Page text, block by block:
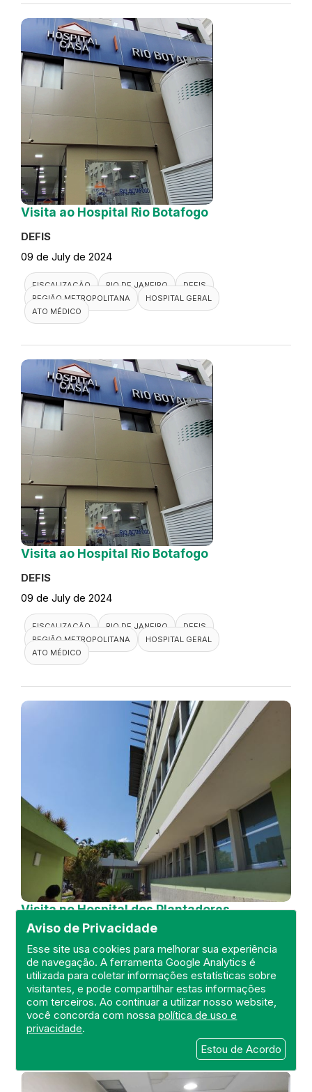
Aviso de Privacidade
Esse site usa cookies para melhorar sua experiência
de navegação. A ferramenta Google Analytics é
utilizada para coletar informações estatísticas sobre
visitantes, e pode compartilhar estas informações
com terceiros. Ao continuar a utilizar nosso website,
você concorda com nossapolítica de uso e
privacidade.
Estou de Acordo
Visita ao Hospital Rio Botafogo
DEFIS
09 de July de 2024
FISCALIZAÇÃO RIO DE JANEIRO
DEFIS
REGIÃO METROPOLITANA
HOSPITAL GERAL
ATO MÉDICO
Visita ao Hospital Rio Botafogo
DEFIS
09 de July de 2024
FISCALIZAÇÃO RIO DE JANEIRO
DEFIS
REGIÃO METROPOLITANA
HOSPITAL GERAL
ATO MÉDICO
Visita no Hospital dos Plantadores
de Cana
DEFIS
04 de July de 2024
FISCALIZAÇÃO
RIO DE JANEIRO
HOSPITAL GERAL
ATO MÉDICO
REGIÃO NORTE